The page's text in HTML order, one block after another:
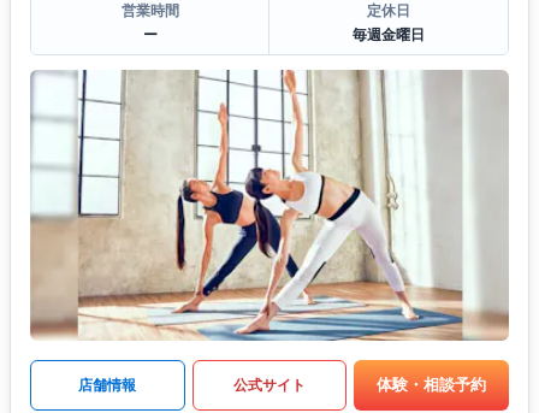
営業時間
ー
定休日
毎週金曜日
店舗情報 公式サイト 体験・相談予約